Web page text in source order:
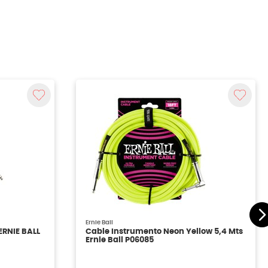
BALL
Ernie Ball
Cable Instrumento Neon Yellow 5,4 Mts
Ernie Ball P06085